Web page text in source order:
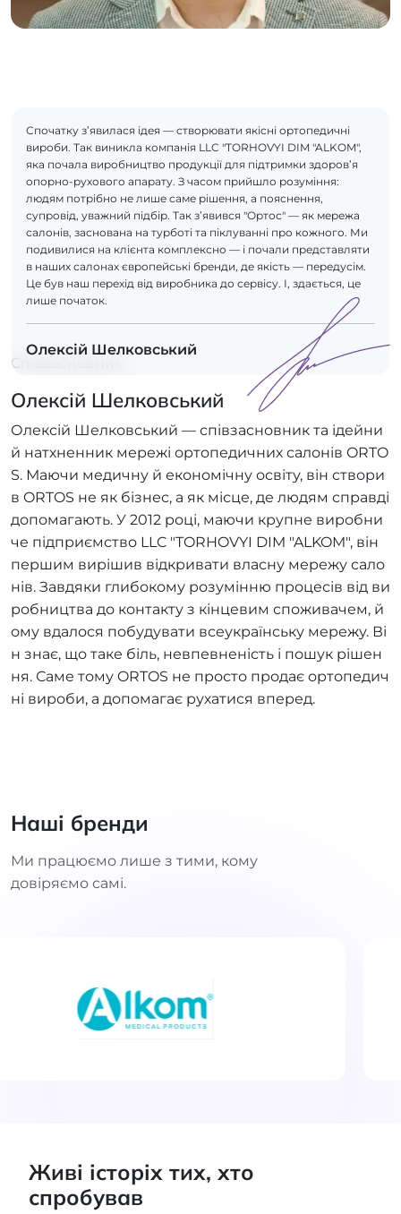
Спочатку з’явилася ідея — створювати якісні ортопедичні
вироби. Так виникла компанія LLC "TORHOVYI DIM "ALKOM",
яка почала виробництво продукції для підтримки здоров’я
опорно-рухового апарату. З часом прийшло розуміння:
людям потрібно не лише саме рішення, а пояснення,
супровід, уважний підбір. Так з’явився "Ортос" — як мережа
салонів, заснована на турботі та піклуванні про кожного. Ми
подивилися на клієнта комплексно — і почали представляти
в наших салонах європейські бренди, де якість — передусім.
Це був наш перехід від виробника до сервісу. І, здається, це
лише початок.
Олексій Шелковський
Співзасновник
Олексій Шелковський
Олексій Шелковський — співзасновник та ідейни
й натхненник мережі ортопедичних салонів ORTO
S. Маючи медичну й економічну освіту, він створи
в ORTOS не як бізнес, а як місце, де людям справді
допомагають. У 2012 році, маючи крупне виробни
че підприємство LLC "TORHOVYI DIM "ALKOM", він
першим вирішив відкривати власну мережу сало
нів. Завдяки глибокому розумінню процесів від ви
робництва до контакту з кінцевим споживачем, й
ому вдалося побудувати всеукраїнську мережу. Ві
н знає, що таке біль, невпевненість і пошук рішен
ня. Саме тому ORTOS не просто продає ортопедич
ні вироби, а допомагає рухатися вперед.
Наші бренди
Ми працюємо лише з тими, кому
довіряємо самі.
Живі історіх тих, хто
спробував